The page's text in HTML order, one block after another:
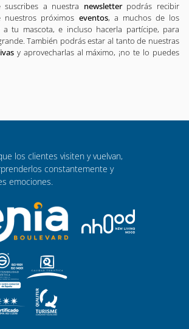
a nuestra newsletter podrás recibir
nuestros próximos eventos, a muchos de los
tu mascota, e incluso hacerla partícipe, para
También podrás estar al tanto de nuestras
y aprovecharlas al máximo, ¡no te lo puedes
los clientes visiten y vuelvan,
constantemente y
emociones.